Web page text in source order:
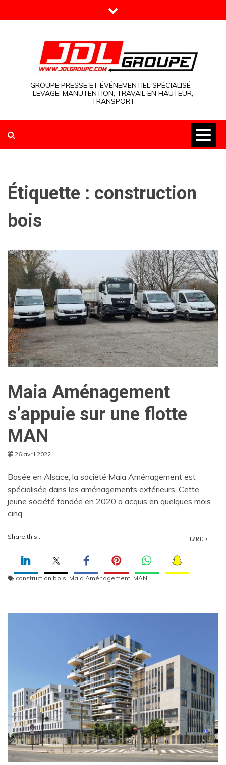
to
GROUPE PRESSE ET ÉVÉNEMENTIEL SPÉCIALISÉ –
LEVAGE, MANUTENTION, TRAVAIL EN HAUTEUR,
TRANSPORT
Étiquette : construction
bois
Maia Aménagement
s’appuie sur une flotte
MAN
26 avril 2022
Basée en Alsace, la société Maia Aménagement est
spécialisée dans les aménagements extérieurs. Cette
jeune société fondée en 2020 a acquis en quelques mois
cinq
Share this... LIRE +
construction bois Maia Aménagement MAN